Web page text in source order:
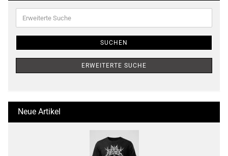
Suche
SUCHEN
ERWEITERTE SUCHE
Neue Artikel